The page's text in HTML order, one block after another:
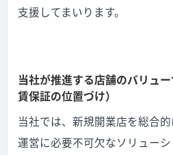
支援してまいります。
当社が推進する店舗のバリュ
賃保証の位置づけ）
当社では、新規開業店を総合
運営に必要不可欠なソリュー